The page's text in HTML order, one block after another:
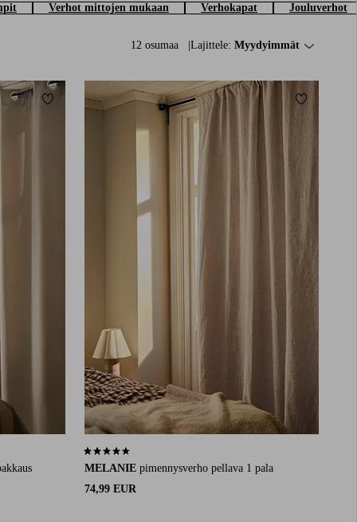
Verhot mittojen mukaan Verhokapat Jouluverhot
12 osumaa Lajittele: Myydyimmät
Lisää suosikkeihin
MELANIE pimennysverho pellava 1 pala
74,99 EUR
4,4 perustuen 159 arvosanaan
Lisää